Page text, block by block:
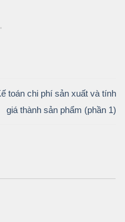
toán chi phí sản xuất và tính
giá thành sản phẩm (phần 1)